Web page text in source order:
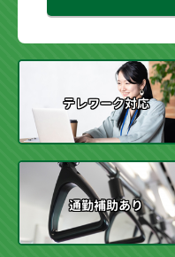
テレワーク対応
通勤補助あり